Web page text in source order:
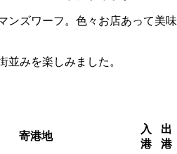
ンズワーフ。色々お店あって美味
並みを楽しみました。
寄港地
入
港
出
港